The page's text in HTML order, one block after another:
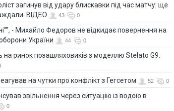
загинув від удару блискавки під час матчу: ще
ВІДЕО
43 0
- Михайло Федоров не відкидає повернення на
України
44 0
на ринок позашляховиків з моделлю Stelato G9.
на чутки про конфлікт з Гегсетом 52 0
звільнення через ситуацію із водою в
0